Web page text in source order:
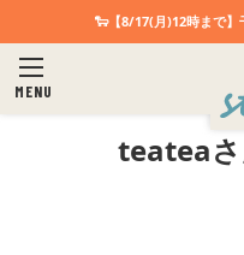
🐑【8/17(月)12時まで】
MENU
teatea